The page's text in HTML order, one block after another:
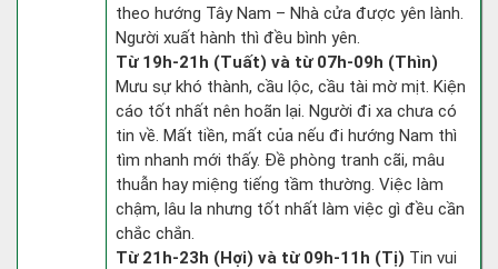
theo hướng Tây Nam – Nhà cửa được yên lành.
Người xuất hành thì đều bình yên.
Từ 19h-21h (Tuất) và từ 07h-09h (Thìn)
Mưu sự khó thành, cầu lộc, cầu tài mờ mịt. Kiện
cáo tốt nhất nên hoãn lại. Người đi xa chưa có
tin về. Mất tiền, mất của nếu đi hướng Nam thì
tìm nhanh mới thấy. Đề phòng tranh cãi, mâu
thuẫn hay miệng tiếng tầm thường. Việc làm
chậm, lâu la nhưng tốt nhất làm việc gì đều cần
chắc chắn.
Từ 21h-23h (Hợi) và từ 09h-11h (Tị) Tin vui